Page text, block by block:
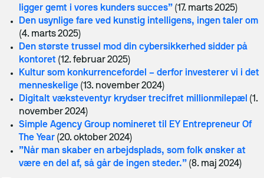
ligger gemt i vores kunders succes” (17. marts 2025)
Den usynlige fare ved kunstig intelligens, ingen taler om
(4. marts 2025)
Den største trussel mod din cybersikkerhed sidder på
kontoret (12. februar 2025)
Kultur som konkurrencefordel – derfor investerer vi i det
menneskelige (13. november 2024)
Digitalt væksteventyr krydser trecifret millionmilepæl (1.
november 2024)
Simple Agency Group nomineret til EY Entrepreneur Of
The Year (20. oktober 2024)
”Når man skaber en arbejdsplads, som folk ønsker at
være en del af, så går de ingen steder.” (8. maj 2024)